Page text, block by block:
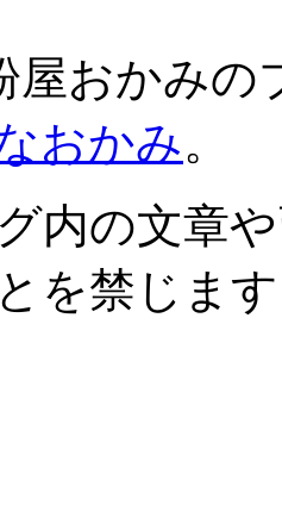
屋おかみの
おかみ。
内の文章
を禁じま